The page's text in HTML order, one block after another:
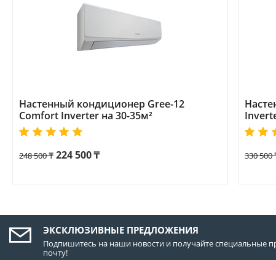
Настенный кондиционер Gree-12
Comfort Inverter на 30-35м²
248 500₸ 224 500₸ 330 500
ЭКСКЛЮЗИВНЫЕ ПРЕДЛОЖЕНИЯ
Подпишитесь на наши новости и получайте специальные
почту!